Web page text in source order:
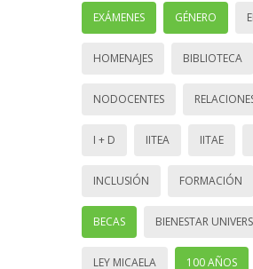
EXÁMENES GÉNERO
HOMENAJES BIBLIOTECA
NODOCENTES
I + D IITEA IITAE
INCLUSIÓN FORMACIÓN
BECAS BIENESTAR
LEY MICAELA 100 AÑOS